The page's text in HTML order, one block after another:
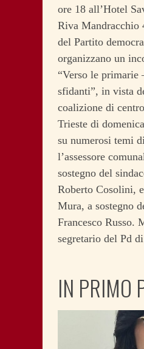
ore 18 all’Hotel
Riva
del Partito
organizzano un
“Verso le
sfidanti”, in vista
coalizione di
Trieste di
su numerosi temi
l’assessore
sostegno del
Roberto Cosolini,
Mura, a sostegno
Francesco Russo.
segretario del Pd
IN PRIMO